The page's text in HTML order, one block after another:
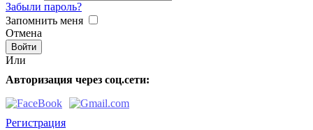
Забыли пароль?
Запомнить меня
Отмена
Или
Авторизация через соц.сети:
Регистрация